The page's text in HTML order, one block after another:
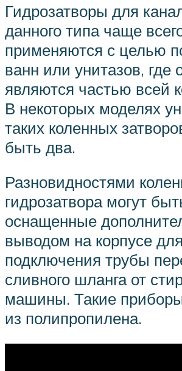
Гидрозатворы для
данного типа чаще
применяются с целью
ванн или унитазов, где
являются частью всей
В некоторых моделях
таких коленных
быть два.
Разновидностями
гидрозатвора могут
оснащенные
выводом на корпусе для
подключения трубы
сливного шланга от
машины. Такие
из полипропилена.